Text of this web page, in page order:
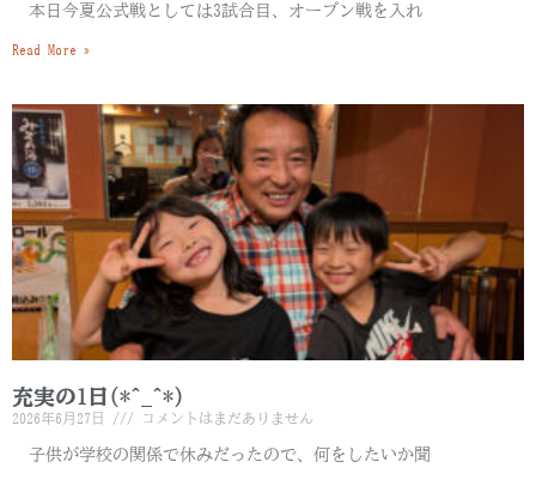
本日今夏公式戦としては3試合目、オープン戦を入れ
Read More »
充実の1日(*^_^*)
2026年6月27日 コメントはまだありません
子供が学校の関係で休みだったので、何をしたいか聞